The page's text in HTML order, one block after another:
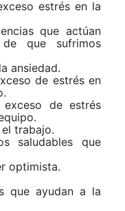
estrés en la
que actúan
que sufrimos
ansiedad.
de estrés en
de estrés
trabajo.
saludables que
optimista.
que ayudan a la